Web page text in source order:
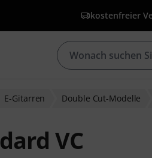
kostenfreier
E-Gitarren Double Cut-Modelle
VC